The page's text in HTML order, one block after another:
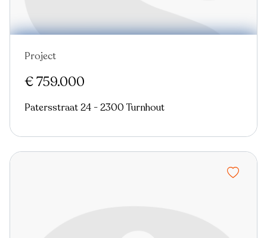
Nieuw
Project
€ 759.000
Patersstraat 24 - 2300 Turnhout